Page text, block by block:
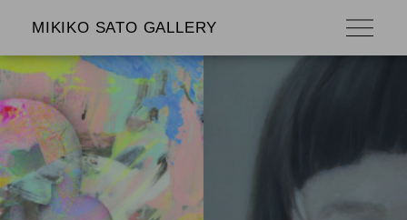
MIKIKO SATO GALLERY